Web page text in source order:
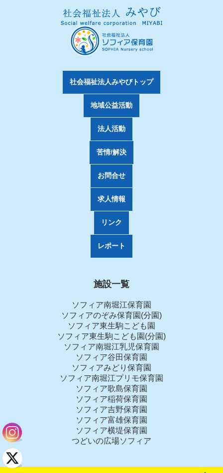
社会福祉法人みやびトップ
地域公益活動
法人活動
苦情/解決
お問合せ
求人情報
リンク
レポート
施設一覧
ソフィア南堀江保育園
ソフィアのぞみ保育園(分園)
ソフィア東生駒こども園
ソフィア東生駒こども園(分園)
ソフィア南堀江乳児保育園
ソフィア谷田保育園
ソフィアみどり保育園
ソフィア南堀江プリモ保育園
ソフィア歌島保育園
ソフィア稲荷保育園
ソフィア吉野保育園
ソフィア富雄保育園
ソフィア横堤保育園
つどいの広場ソフィア